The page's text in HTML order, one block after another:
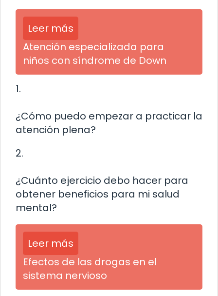
Leer más
Atención especializada para
niños con síndrome de Down
1.
¿Cómo puedo empezar a practicar la
atención plena?
2.
¿Cuánto ejercicio debo hacer para
obtener beneficios para mi salud
mental?
Leer más
Efectos de las drogas en el
sistema nervioso